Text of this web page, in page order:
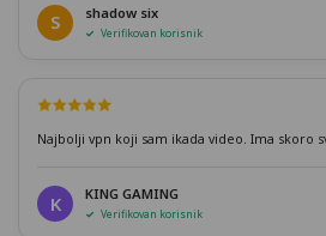
S shadow six
Verifikovan korisnik
Najbolji vpn koji sam ikada video. Ima skoro
K KING GAMING
Verifikovan korisnik